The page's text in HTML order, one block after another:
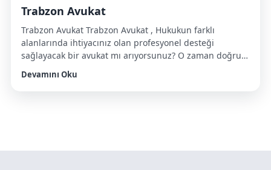
Trabzon Avukat
Trabzon Avukat Trabzon Avukat , Hukukun farklı
alanlarında ihtiyacınız olan profesyonel desteği
sağlayacak bir avukat mı arıyorsunuz? O zaman doğru
yerdesiniz! Trabzon’da, her türlü hukuki konuda size
yardımcı olacak uzman avukatlarla tanışmaya hazır
Devamını Oku